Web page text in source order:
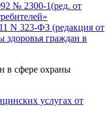
№ 2300-1(ред. от
N 323-ФЗ (редакция от
здоровья граждан в
в сфере охраны
услугах от